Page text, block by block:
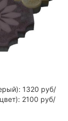
1320 руб/
2100 руб/